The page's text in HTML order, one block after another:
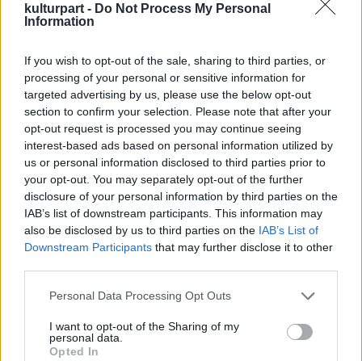
kulturpart - Do Not Process My Personal
Information
If you wish to opt-out of the sale, sharing to third parties, or
processing of your personal or sensitive information for
targeted advertising by us, please use the below opt-out
section to confirm your selection. Please note that after your
opt-out request is processed you may continue seeing
interest-based ads based on personal information utilized by
us or personal information disclosed to third parties prior to
your opt-out. You may separately opt-out of the further
disclosure of your personal information by third parties on the
IAB’s list of downstream participants. This information may
also be disclosed by us to third parties on the IAB’s List of
Downstream Participants that may further disclose it to other
Please note that this website/app uses one or more Google
not limited to your visit or usage behaviour. You may click to
grant or deny consent to Google and its third-party tags to
Personal Data Processing Opt Outs
I want to opt-out of the Sharing of my
personal data.
Opted In
Árulnak pálinkával töltött locsolótojást is,
aminek darabja háromszáz forint, és
természetes anyagokkal, spenótporral és
céklaporral színezik. A marcipántojás kilóját
ötezer forintért adják, és náluk is kapható a
tulipánmintás hímestojás, ami a szezon
százaléka, ezek is mind saját gyártásúak, és
Bakos Marcipántól hatalmas csokinyuszikat.
A saját bonbonjaik árban mindenképpen